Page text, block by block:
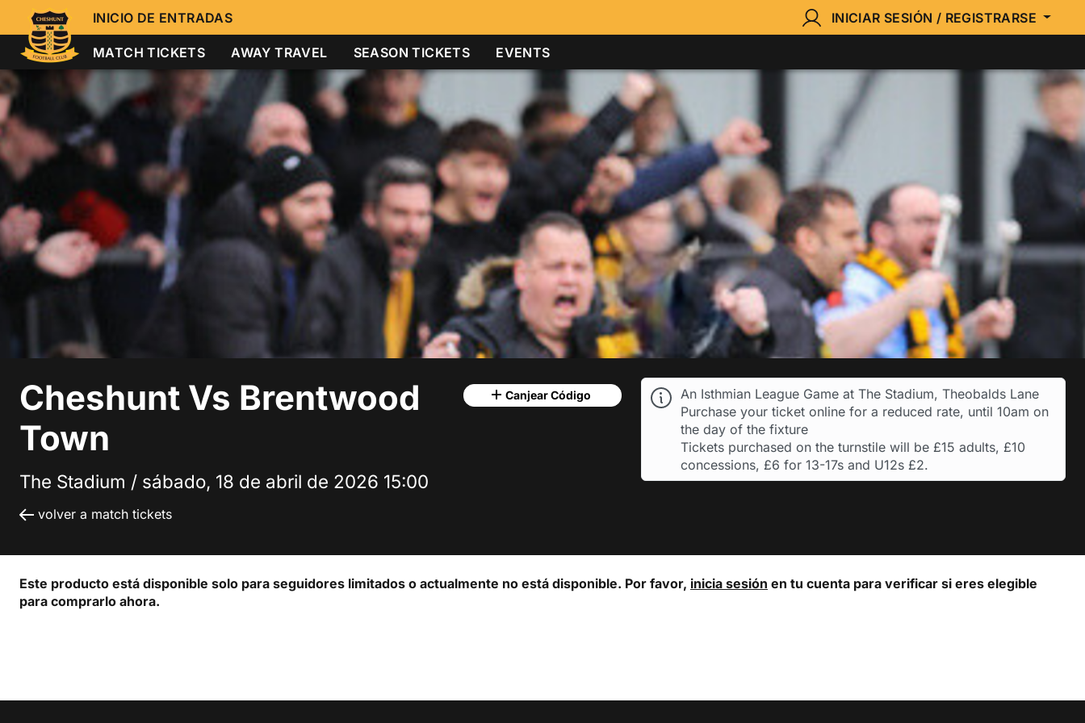
INICIO DE ENTRADAS INICIAR SESIÓN / REGISTRARSE
MATCH TICKETS AWAY TRAVEL SEASON TICKETS EVENTS
Cheshunt Vs Brentwood
Town
The Stadium / sábado, 18 de abril de 2026 15:00
volver a match tickets
Canjear Código
An Isthmian League Game at The Stadium, Theobalds Lane
Purchase your ticket online for a reduced rate, until 10am on
the day of the fixture
Tickets purchased on the turnstile will be £15 adults, £10
concessions, £6 for 13-17s and U12s £2.
Este producto está disponible solo para seguidores limitados o actualmente no está disponible. Por favor, inicia sesión en tu cuenta para verificar si eres elegible
para comprarlo ahora.